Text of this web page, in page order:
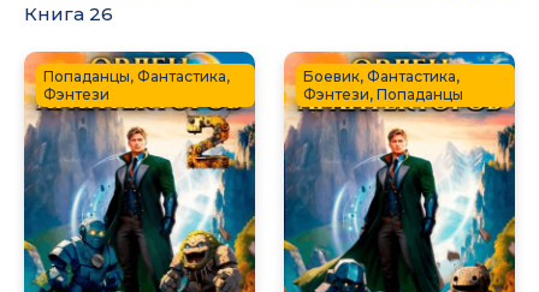
Книга 26
Попаданцы, Фантастика,
Фэнтези
Боевик, Фантастика,
Фэнтези, Попаданцы